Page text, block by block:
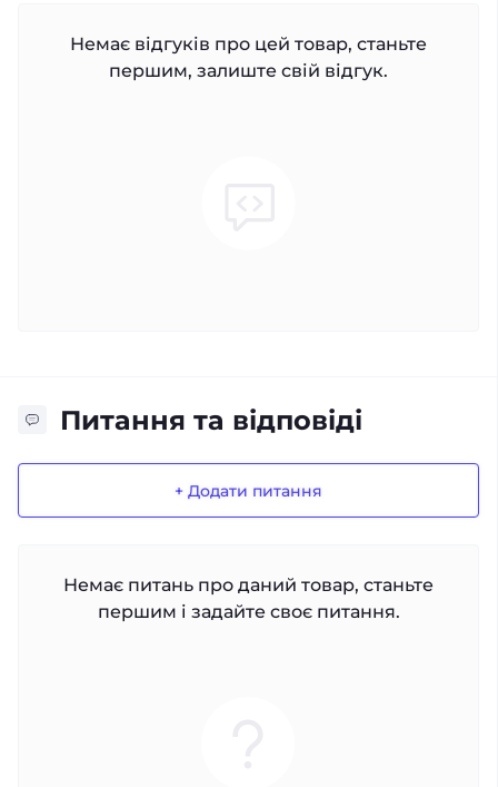
Немає відгуків про цей товар, станьте
першим, залиште свій відгук.
Питання та відповіді
+ Додати питання
Немає питань про даний товар, станьте
першим і задайте своє питання.